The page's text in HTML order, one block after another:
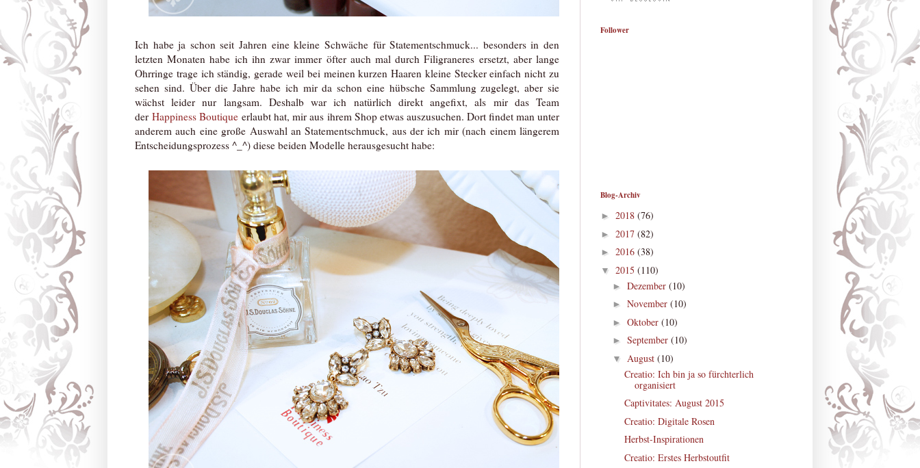
Ich habe ja schon seit Jahren eine kleine Schwäche für Statementschmuck... besonders in den
letzten Monaten habe ich ihn zwar immer öfter auch mal durch Filigraneres ersetzt, aber lange
Ohrringe trage ich ständig, gerade weil bei meinen kurzen Haaren kleine Stecker einfach nicht zu
sehen sind. Über die Jahre habe ich mir da schon eine hübsche Sammlung zugelegt, aber sie
wächst leider nur langsam. Deshalb war ich natürlich direkt angefixt, als mir das Team
derHappiness Boutique erlaubt hat, mir aus ihrem Shop etwas auszusuchen. Dort findet man unter
anderem auch eine große Auswahl an Statementschmuck, aus der ich mir (nach einem längerem
Entscheidungsprozess ^_^) diese beiden Modelle herausgesucht habe:
Follower
Blog-Archiv
► 2018 (76)
► 2017 (82)
► 2016 (38)
▼ 2015 (110)
► Dezember (10)
► November (10)
► Oktober (10)
► September (10)
▼ August (10)
Creatio: Ich bin ja so fürchterlich
organisiert
Captivitates: August 2015
Creatio: Digitale Rosen
Herbst-Inspirationen
Creatio: Erstes Herbstoutfit